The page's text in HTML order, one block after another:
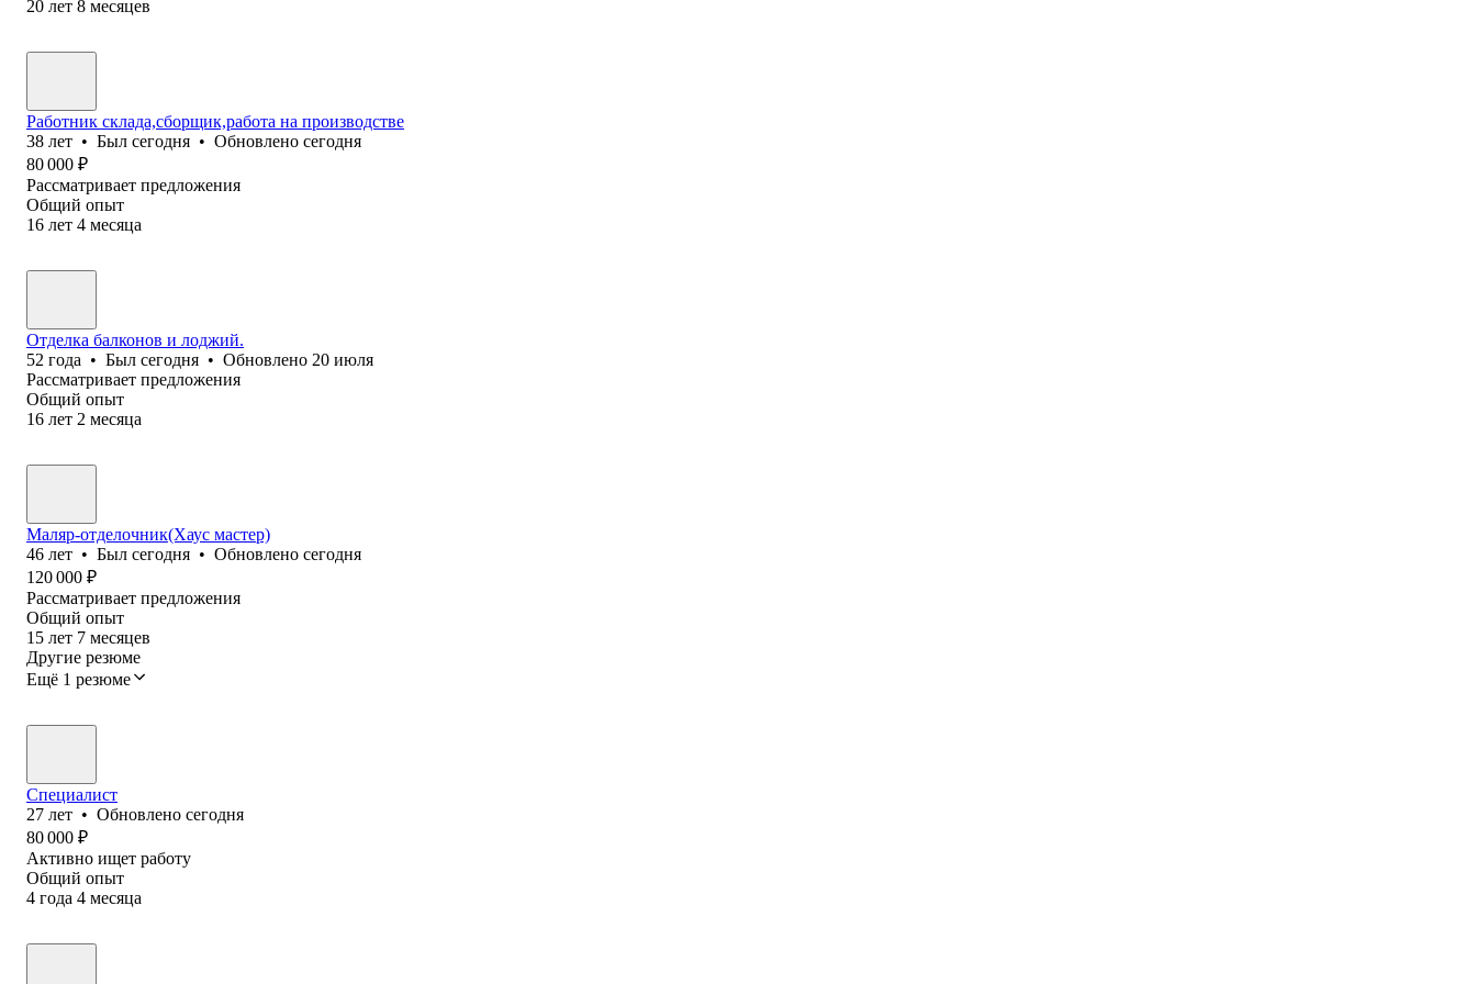
20 лет 8 месяцев
Работник склада,сборщик,работа на производстве
38 лет • Был сегодня • Обновлено сегодня
80 000 ₽
Рассматривает предложения
Общий опыт
16 лет 4 месяца
Отделка балконов и лоджий.
52 года • Был сегодня • Обновлено 20 июля
Рассматривает предложения
Общий опыт
16 лет 2 месяца
Маляр-отделочник(Хаус мастер)
46 лет • Был сегодня • Обновлено сегодня
120 000 ₽
Рассматривает предложения
Общий опыт
15 лет 7 месяцев
Другие резюме
Ещё 1 резюме
Специалист
27 лет • Обновлено сегодня
80 000 ₽
Активно ищет работу
Общий опыт
4 года 4 месяца